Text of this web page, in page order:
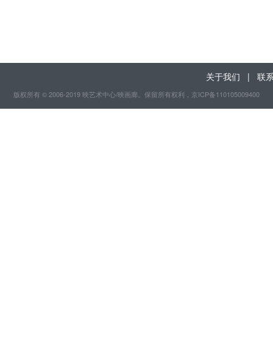
关于我们 | 联
版权所有 © 2006-2019 映艺术中心/映画廊。保留所有权利 ，京ICP备110105009400